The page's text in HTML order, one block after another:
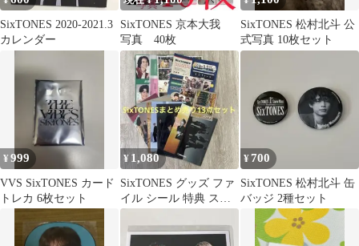
SixTONES 2020-2021.3
カレンダー
SixTONES 京本大我
写真 40枚
SixTONES 松村北斗 公
式写真 10枚セット
¥999
VVS SixTONES カード
トレカ 6枚セット
¥ 1,080
SixTONES グッズ ファ
イル シール 特典 スト
ーンズ まとめ売り
¥700
SixTONES 松村北斗 缶
バッジ 2種セット